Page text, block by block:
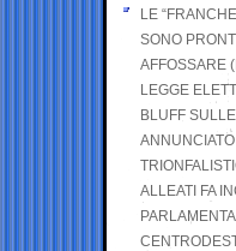
LE
SONO
AFFOSSARE
LEGGE
BLUFF
ANNUNCIATO
ALLEATI FA